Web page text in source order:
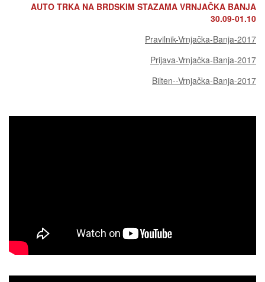
AUTO TRKA NA BRDSKIM STAZAMA VRNJAČKA BANJA
30.09-01.10
Pravilnik-Vrnjačka-Banja-2017
Prijava-Vrnjačka-Banja-2017
Bilten--Vrnjačka-Banja-2017